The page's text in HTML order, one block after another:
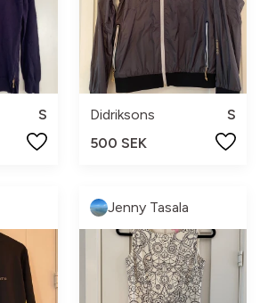
S
Didriksons
S
500 SEK
Jenny Tasala